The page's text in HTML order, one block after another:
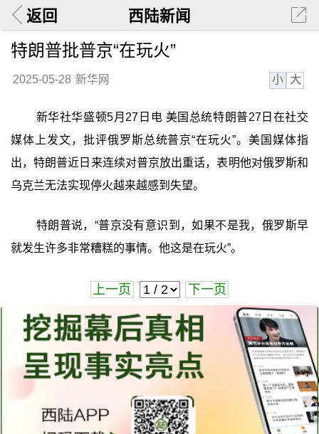
返回 西陆新闻
特朗普批普京“在玩火”
2025-05-28 新华网 小 大
新华社华盛顿5月27日电 美国总统特朗普27日在社交
媒体上发文，批评俄罗斯总统普京“在玩火”。美国媒体指
出，特朗普近日来连续对普京放出重话，表明他对俄罗斯和
乌克兰无法实现停火越来越感到失望。
特朗普说，“普京没有意识到，如果不是我，俄罗斯早
就发生许多非常糟糕的事情。他这是在玩火”。
上一页 下一页